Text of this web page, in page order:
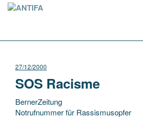
27/12/2000
SOS Racisme
BernerZeitung
Notrufnummer für Rassismusopfer